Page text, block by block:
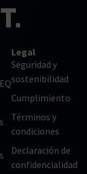
Legal
Seguridad y
sostenibilidad
Cumplimiento
Términos y
condiciones
Declaración de
confidencialidad